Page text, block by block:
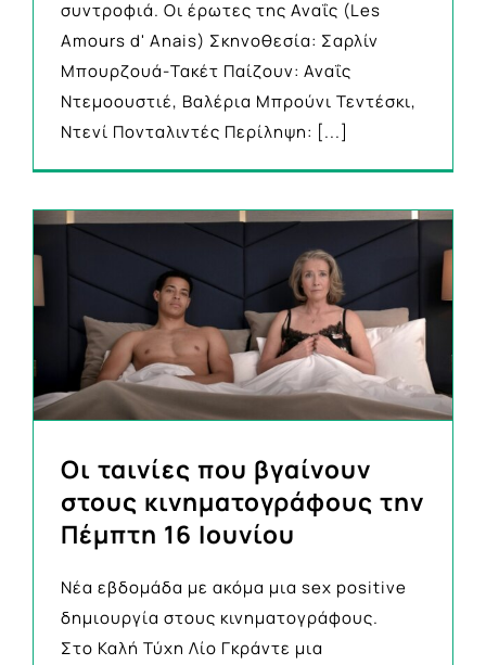
συντροφιά. Οι έρωτες της Αναΐς (Les
Amours d' Anais) Σκηνοθεσία: Σαρλίν
Μπουρζουά-Τακέτ Παίζουν: Αναΐς
Ντεμοουστιέ, Βαλέρια Μπρούνι Τεντέσκι,
Ντενί Πονταλιντές Περίληψη: [...]
Οι ταινίες που βγαίνουν
στους κινηματογράφους την
Πέμπτη 16 Ιουνίου
Νέα εβδομάδα με ακόμα μια sex positive
δημιουργία στους κινηματογράφους.
Στο Καλή Τύχη Λίο Γκράντε μια